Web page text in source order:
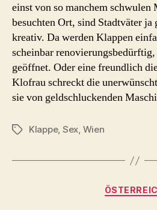
einst von so manchem schwulen
besuchten Ort, sind Stadtväter ja
kreativ. Da werden Klappen
scheinbar
geöffnet. Oder eine freundlich
Klofrau schreckt die
sie von geldschluckenden
Schlagwörter
Klappe, Sex, Wien